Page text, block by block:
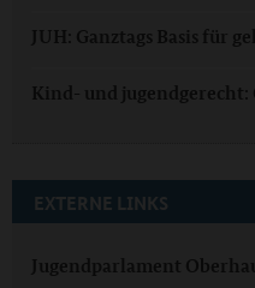
JUH: Ganztags Basis für
Kind- und
EXTERNE LINKS
Jugendparlament